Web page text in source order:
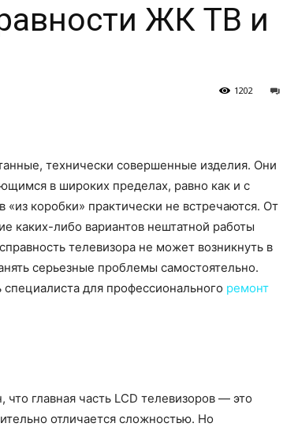
компьютере
ЖК ТВ и
1202
технически совершенные изделия. Они
в широких пределах, равно как и с
коробки» практически не встречаются. От
каких-либо вариантов нештатной работы
телевизора не может возникнуть в
серьезные проблемы самостоятельно.
для профессионального ремонт
главная часть LCD телевизоров — это
отличается сложностью. Но